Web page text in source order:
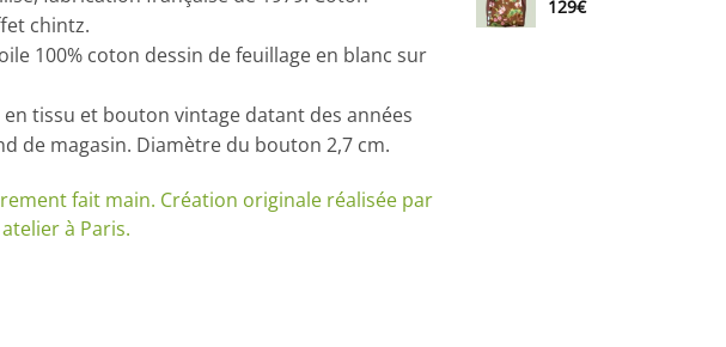
chintz.
100% coton dessin de feuillage en blanc sur
tissu et bouton vintage datant des années
de magasin. Diamètre du bouton 2,7 cm.
fait main. Création originale réalisée par
à Paris.
129€